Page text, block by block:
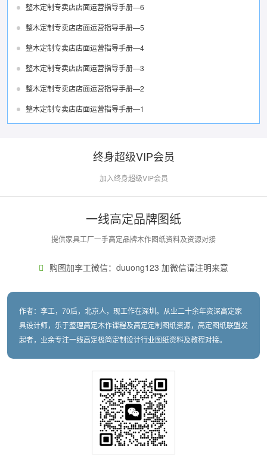
整木定制专卖店店面运营指导手册—6
整木定制专卖店店面运营指导手册—5
整木定制专卖店店面运营指导手册—4
整木定制专卖店店面运营指导手册—3
整木定制专卖店店面运营指导手册—2
整木定制专卖店店面运营指导手册—1
终身超级VIP会员
加入终身超级VIP会员
一线高定品牌图纸
提供家具工厂一手高定品牌木作图纸资料及资源对接
购图加李工微信：duuong123 加微信请注明来意
作者：李工，70后，北京人，现工作在深圳。从业二十余年资深高定家
具设计师，乐于整理高定木作课程及高定定制图纸资源，高定图纸联盟发
起者，业余专注一线高定极简定制设计行业图纸资料及教程对接。